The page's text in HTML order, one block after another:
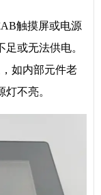
触摸屏或电源
或无法供电。
如内部元件老
不亮。